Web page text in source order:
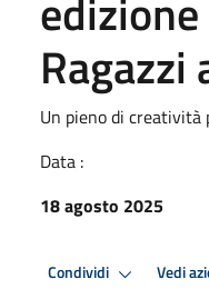
Ragazzi
Un pieno di creatività
Data :
18 agosto 2025
Condividi Vedi